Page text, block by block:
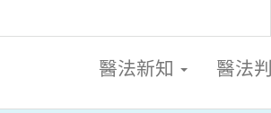
醫法新知 醫法